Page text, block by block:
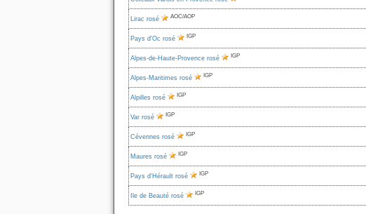
Lirac rosé AOC/AOP
Pays d'Oc rosé IGP
Alpes-de-Haute-Provence rosé IGP
Alpes-Maritimes rosé IGP
Alpilles rosé IGP
Var rosé IGP
Cévennes rosé IGP
Maures rosé IGP
Pays d'Hérault rosé IGP
Ile de Beauté rosé IGP